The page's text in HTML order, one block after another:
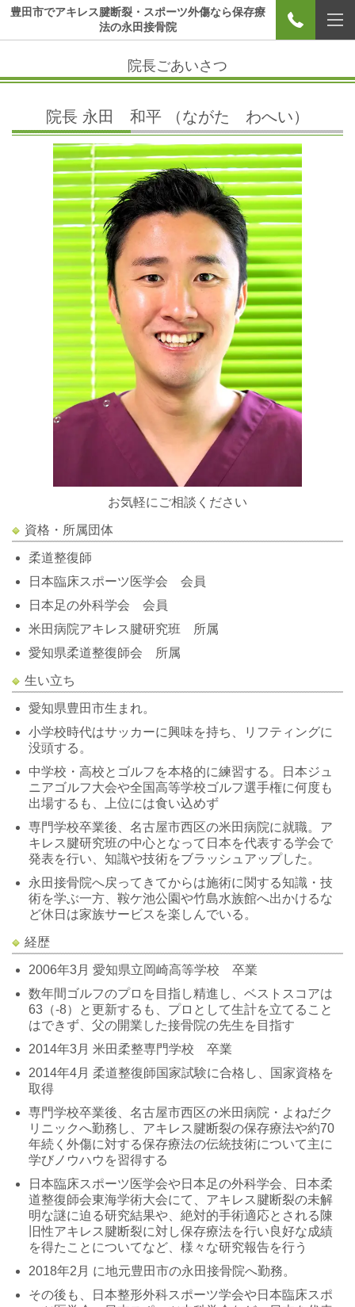
豊田市でアキレス腱断裂・スポーツ外傷なら保存療
法の永田接骨院
院長ごあいさつ
院長 永田 和平 （ながた わへい）
お気軽にご相談ください
資格・所属団体
柔道整復師
日本臨床スポーツ医学会 会員
日本足の外科学会 会員
米田病院アキレス腱研究班 所属
愛知県柔道整復師会 所属
生い立ち
愛知県豊田市生まれ。
小学校時代はサッカーに興味を持ち、リフティングに
没頭する。
中学校・高校とゴルフを本格的に練習する。日本ジュ
ニアゴルフ大会や全国高等学校ゴルフ選手権に何度も
出場するも、上位には食い込めず
専門学校卒業後、名古屋市西区の米田病院に就職。ア
キレス腱研究班の中心となって日本を代表する学会で
発表を行い、知識や技術をブラッシュアップした。
永田接骨院へ戻ってきてからは施術に関する知識・技
術を学ぶ一方、鞍ケ池公園や竹島水族館へ出かけるな
ど休日は家族サービスを楽しんでいる。
経歴
2006年3月 愛知県立岡崎高等学校 卒業
数年間ゴルフのプロを目指し精進し、ベストスコアは
63（-8）と更新するも、プロとして生計を立てること
はできず、父の開業した接骨院の先生を目指す
2014年3月 米田柔整専門学校 卒業
2014年4月 柔道整復師国家試験に合格し、国家資格を
取得
専門学校卒業後、名古屋市西区の米田病院・よねだク
リニックへ勤務し、アキレス腱断裂の保存療法や約70
年続く外傷に対する保存療法の伝統技術について主に
学びノウハウを習得する
日本臨床スポーツ医学会や日本足の外科学会、日本柔
道整復師会東海学術大会にて、アキレス腱断裂の未解
明な謎に迫る研究結果や、絶対的手術適応とされる陳
旧性アキレス腱断裂に対し保存療法を行い良好な成績
を得たことについてなど、様々な研究報告を行う
2018年2月 に地元豊田市の永田接骨院へ勤務。
その後も、日本整形外科スポーツ学会や日本臨床スポ